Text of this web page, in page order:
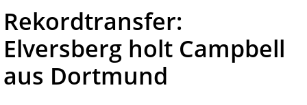
Rekordtransfer:
Elversberg holt Campbell
aus Dortmund